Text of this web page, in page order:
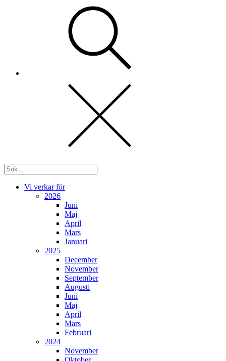
Vi verkar för
2026
Juni
Maj
April
Mars
Januari
2025
December
November
September
Augusti
Juni
Maj
April
Mars
Februari
2024
November